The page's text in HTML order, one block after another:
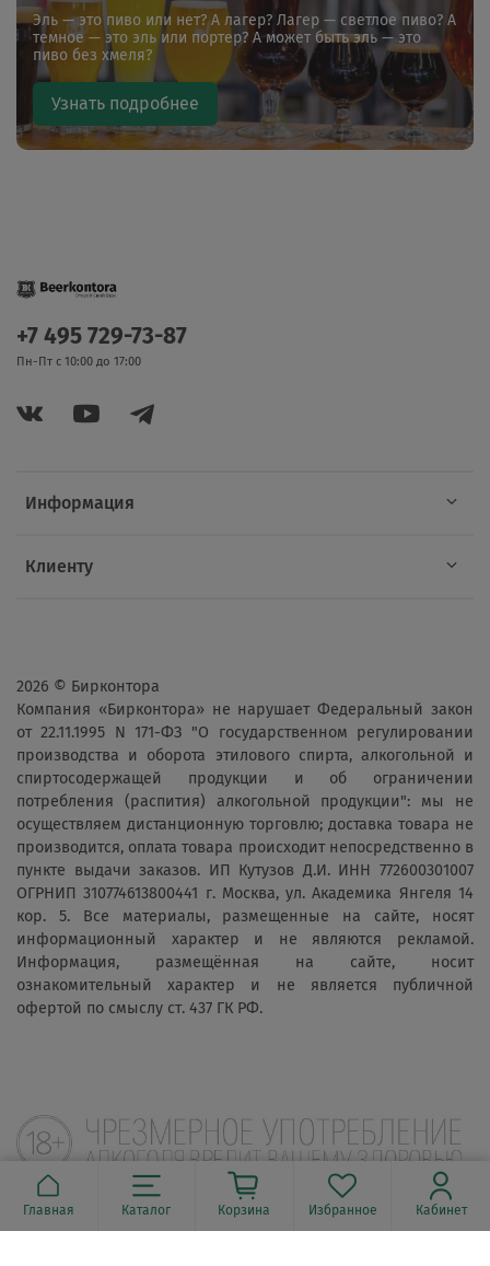
Эль — это пиво или нет? А лагер? Лагер — светлое пиво? А
темное — это эль или портер? А может быть эль — это
пиво без хмеля?
Узнать подробнее
Информация
Клиенту
+7 495 729-73-87
Пн-Пт с 10:00 до 17:00
2026 © Бирконтора
Компания «Бирконтора» не нарушает Федеральный закон
от 22.11.1995 N 171-ФЗ "О государственном регулировании
производства и оборота этилового спирта, алкогольной и
спиртосодержащей продукции и об ограничении
потребления (распития) алкогольной продукции": мы не
осуществляем дистанционную торговлю; доставка товара не
производится, оплата товара происходит непосредственно в
пункте выдачи заказов. ИП Кутузов Д.И. ИНН 772600301007
ОГРНИП 310774613800441 г. Москва, ул. Академика Янгеля 14
кор. 5. Все материалы, размещенные на сайте, носят
информационный характер и не являются рекламой.
Информация, размещённая на сайте, носит
ознакомительный характер и не является публичной
офертой по смыслу ст. 437 ГК РФ.
Главная Каталог Корзина Избранное Кабинет